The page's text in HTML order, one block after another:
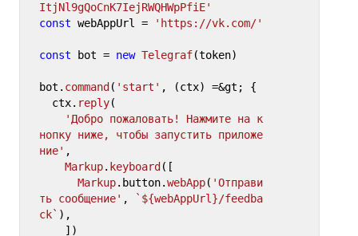
ItjNl9gQoCnK7IejRWQHWpPfiE'
const webAppUrl = 'https://vk.com/'
const bot = new Telegraf(token)
bot. command ( 'start' , (ctx) =&gt; {
  ctx.
reply(
'Добро пожаловать! Нажмите на к
нопку ниже, чтобы запустить приложе
ние' ,
Markup. keyboard ([
Markup. button.webApp( 'Отправи
ть сообщение' , ` ${webAppUrl}/feedba
ck` ),